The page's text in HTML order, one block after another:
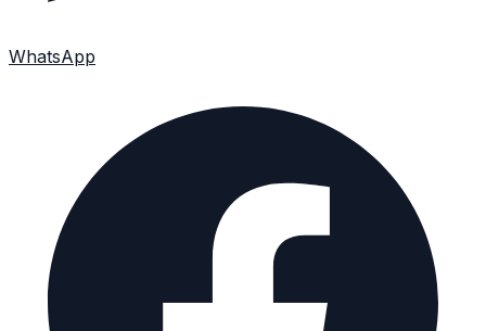
WhatsApp